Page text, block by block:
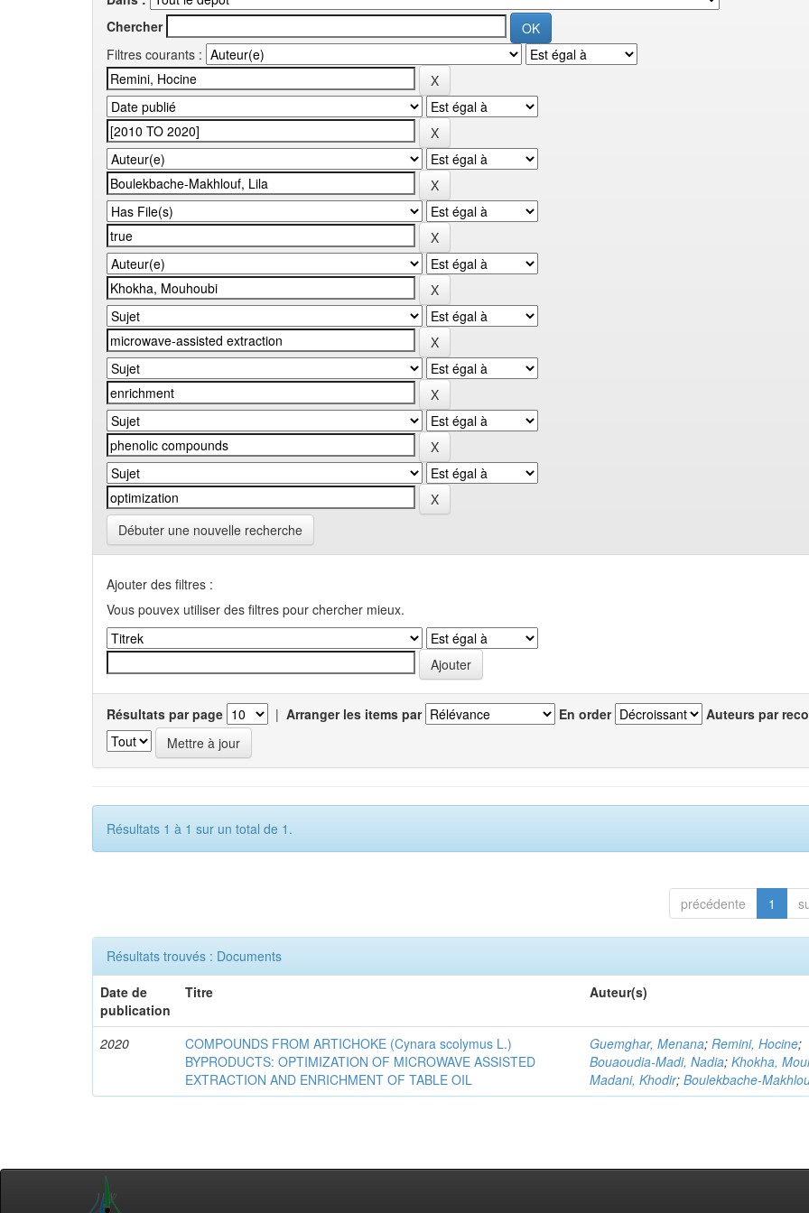
Chercher
Filtres courants :
Débuter une nouvelle recherche
Ajouter des filtres :
Vous pouvex utiliser des filtres pour chercher mieux.
Résultats par page | Arranger les items par En order Auteurs par
Résultats 1 à 1 sur un total de 1.
précédente 1
Résultats trouvés : Documents
Date de
publication
Titre Auteur(s)
2020
COMPOUNDS FROM ARTICHOKE (Cynara scolymus L.)
BYPRODUCTS: OPTIMIZATION OF MICROWAVE ASSISTED
EXTRACTION AND ENRICHMENT OF TABLE OIL
Guemghar, Menana;Remini, Hocine;
Bouaoudia-Madi, Nadia;Khokha,
Madani, Khodir;Boulekbache-